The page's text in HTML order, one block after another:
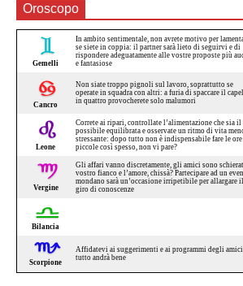
Oroscopo